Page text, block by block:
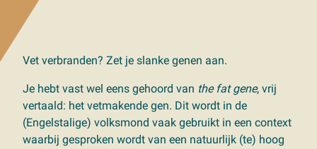
Vet verbranden? Zet je slanke genen aan.
Je hebt vast wel eens gehoord van the fat gene, vrij
vertaald: het vetmakende gen. Dit wordt in de
(Engelstalige) volksmond vaak gebruikt in een context
waarbij gesproken wordt van een natuurlijk (te) hoog